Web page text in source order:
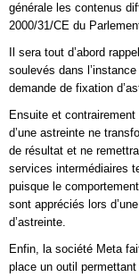
générale les contenus
2000/31/CE du
Il sera tout d’abord
soulevés dans
demande de fixation
Ensuite et
d’une astreinte ne
de résultat et ne
services intermédiaires
puisque le
sont appréciés lors
d’astreinte.
Enfin, la société Meta
place un outil